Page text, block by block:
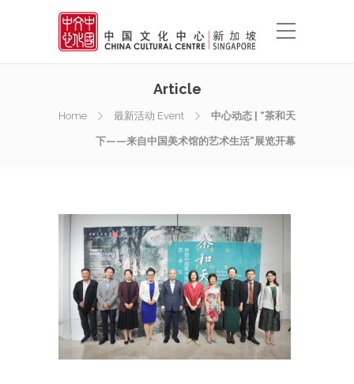
Article
Home 最新活动 Event 中心动态 | “茶和天
下——来自中国美术馆的艺术生活”展览开幕